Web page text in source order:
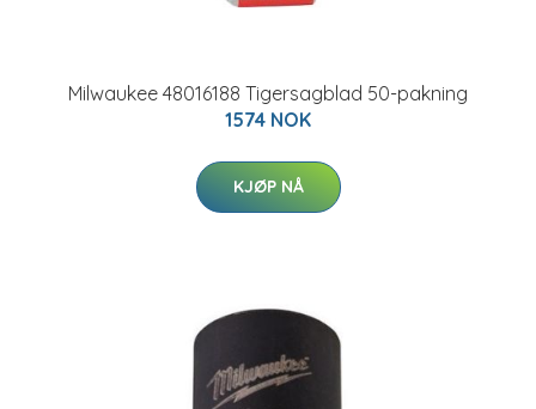
Milwaukee 48016188 Tigersagblad 50-pakning
1574 NOK
KJØP NÅ